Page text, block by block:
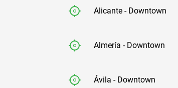
Alicante - Downtown
Almería - Downtown
Ávila - Downtown